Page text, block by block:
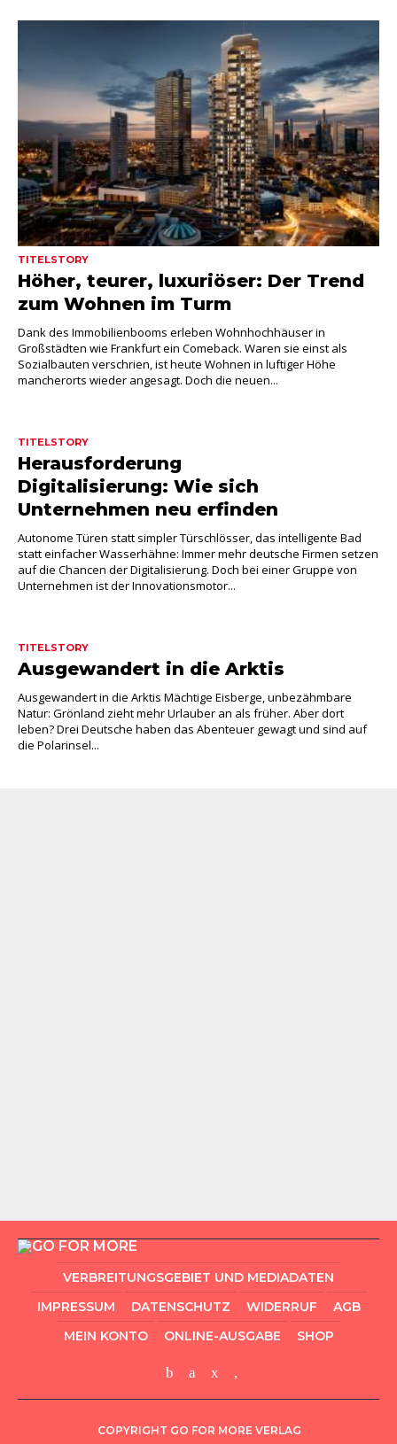
TITELSTORY
Höher, teurer, luxuriöser: Der Trend
zum Wohnen im Turm
Dank des Immobilienbooms erleben Wohnhochhäuser in
Großstädten wie Frankfurt ein Comeback. Waren sie einst als
Sozialbauten verschrien, ist heute Wohnen in luftiger Höhe
mancherorts wieder angesagt. Doch die neuen...
TITELSTORY
Herausforderung
Digitalisierung: Wie sich
Unternehmen neu erfinden
Autonome Türen statt simpler Türschlösser, das intelligente Bad
statt einfacher Wasserhähne: Immer mehr deutsche Firmen setzen
auf die Chancen der Digitalisierung. Doch bei einer Gruppe von
Unternehmen ist der Innovationsmotor...
TITELSTORY
Ausgewandert in die Arktis
Ausgewandert in die Arktis Mächtige Eisberge, unbezähmbare
Natur: Grönland zieht mehr Urlauber an als früher. Aber dort
leben? Drei Deutsche haben das Abenteuer gewagt und sind auf
die Polarinsel...
VERBREITUNGSGEBIET UND MEDIADATEN
IMPRESSUM
DATENSCHUTZ WIDERRUF
AGB
MEIN KONTO
ONLINE-AUSGABE SHOP
COPYRIGHT GO FOR MORE VERLAG